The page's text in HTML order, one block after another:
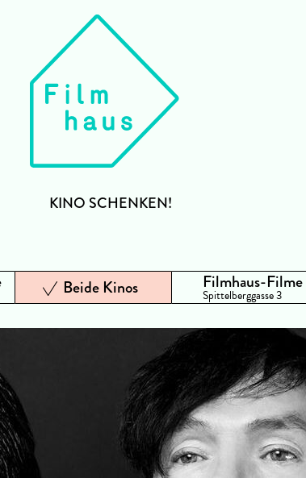
KINO SCHENKEN!
Beide Kinos Filmhaus-Filme
Spittelberggasse 3